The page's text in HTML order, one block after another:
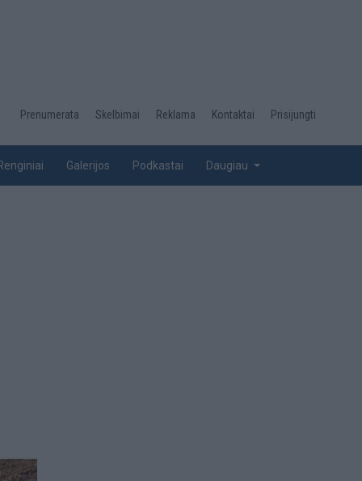
Desktop
top
Prenumerata Skelbimai Reklama Kontaktai Prisijungti
Galerijos Podkastai Daugiau